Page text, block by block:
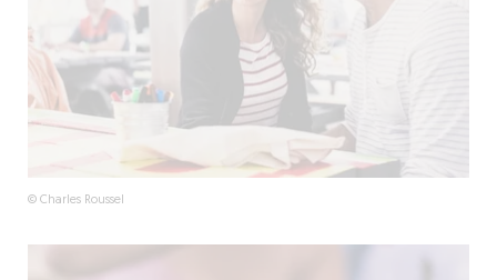
© Charles Roussel